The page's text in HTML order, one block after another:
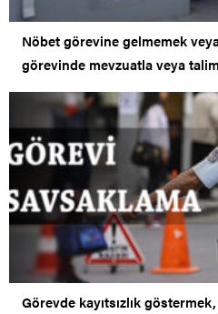
Nöbet görevine gelmemek
görevinde mevzuatla veya
aykırı hareket etmekten ceza
Görevde kayıtsızlık